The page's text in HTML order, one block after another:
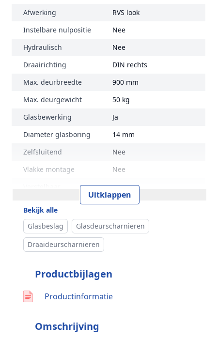
Afwerking
RVS look
Instelbare nulpositie
Nee
Hydraulisch
Nee
Draairichting
DIN rechts
Max. deurbreedte
900 mm
Max. deurgewicht
50 kg
Glasbewerking
Ja
Diameter glasboring
14 mm
Zelfsluitend
Nee
Vlakke montage
Nee
Ja
Per set
Inhoud verpakking
2 stuks
Montage
Merk
Uitklappen
Bekijk alle
Glasbeslag
Glasdeurscharnieren
Draaideurscharnieren
Omschrijving
Productbijlagen
Productinformatie